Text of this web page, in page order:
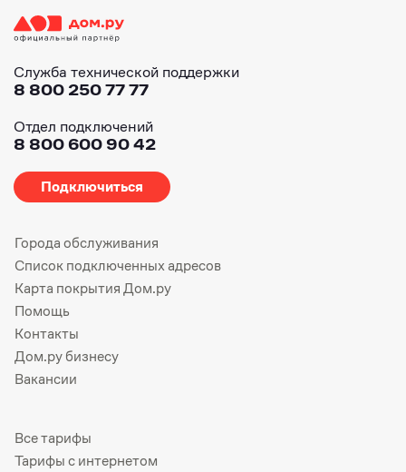
Служба технической поддержки
8 800 250 77 77
Отдел подключений
8 800 600 90 42
Подключиться
Города обслуживания
Список подключенных адресов
Карта покрытия Дом.ру
Помощь
Контакты
Дом.ру бизнесу
Вакансии
Все тарифы
Тарифы с интернетом